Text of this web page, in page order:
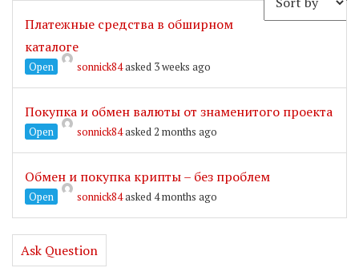
Платежные средства в обширном
каталоге
Open sonnick84asked 3 weeks ago
Покупка и обмен валюты от знаменитого проекта
Open sonnick84asked 2 months ago
Обмен и покупка крипты – без проблем
Open sonnick84asked 4 months ago
Ask Question